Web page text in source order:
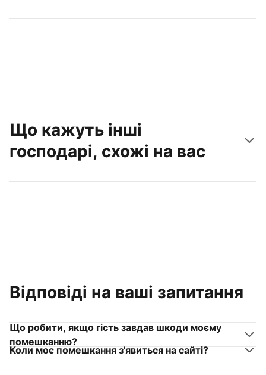
Привабити нових гостей вже сьогодні
Що кажуть інші
господарі, схожі на вас
Приєднуйтеся до господарів, схожих на вас
Відповіді на ваші запитання
Що робити, якщо гість завдав шкоди моєму
помешканню?
Коли моє помешкання з'явиться на сайті?